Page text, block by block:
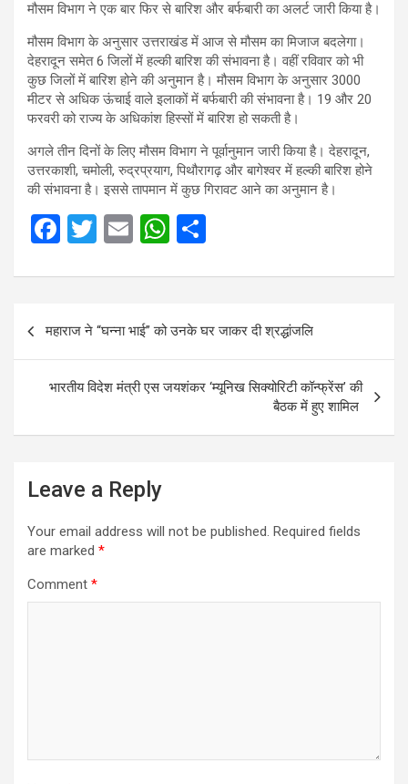
मौसम विभाग ने एक बार फिर से बारिश और बर्फबारी का अलर्ट जारी किया है।
मौसम विभाग के अनुसार उत्तराखंड में आज से मौसम का मिजाज बदलेगा।
देहरादून समेत 6 जिलों में हल्की बारिश की संभावना है। वहीं रविवार को भी
कुछ जिलों में बारिश होने की अनुमान है। मौसम विभाग के अनुसार 3000
मीटर से अधिक ऊंचाई वाले इलाकों में बर्फबारी की संभावना है। 19 और 20
फरवरी को राज्य के अधिकांश हिस्सों में बारिश हो सकती है।
अगले तीन दिनों के लिए मौसम विभाग ने पूर्वानुमान जारी किया है। देहरादून,
उत्तरकाशी, चमोली, रुद्रप्रयाग, पिथौरागढ़ और बागेश्वर में हल्की बारिश होने
की संभावना है। इससे तापमान में कुछ गिरावट आने का अनुमान है।
F
ce
o
o
T
tt
er
E
ail
W
at
A
p
ar
महाराज ने “घन्ना भाई” को उनके घर जाकर दी श्रद्धांजलि
भारतीय विदेश मंत्री एस जयशंकर ‘म्यूनिख सिक्योरिटी कॉन्फ्रेंस’ की
बैठक में हुए शामिल
Leave a Reply
Your email address will not be published. Required fields
are marked *
Comment *